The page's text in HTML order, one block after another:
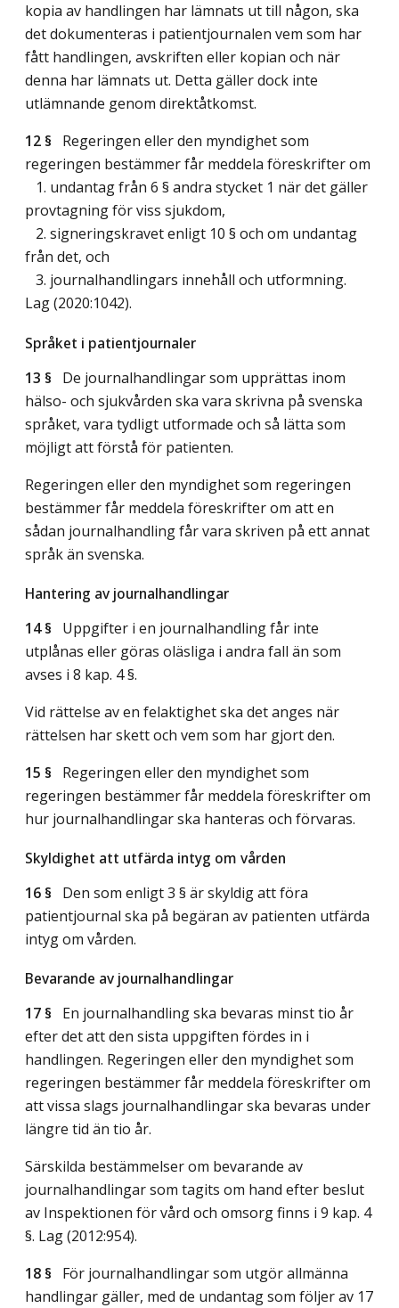
kopia av handlingen har lämnats ut till någon, ska
det dokumenteras i patientjournalen vem som har
fått handlingen, avskriften eller kopian och när
denna har lämnats ut. Detta gäller dock inte
utlämnande genom direktåtkomst.
12 § Regeringen eller den myndighet som
regeringen bestämmer får meddela föreskrifter om
1. undantag från 6 § andra stycket 1 när det gäller
provtagning för viss sjukdom,
2. signeringskravet enligt 10 § och om undantag
från det, och
3. journalhandlingars innehåll och utformning.
Lag (2020:1042).
Språket i patientjournaler
13 § De journalhandlingar som upprättas inom
hälso- och sjukvården ska vara skrivna på svenska
språket, vara tydligt utformade och så lätta som
möjligt att förstå för patienten.
Regeringen eller den myndighet som regeringen
bestämmer får meddela föreskrifter om att en
sådan journalhandling får vara skriven på ett annat
språk än svenska.
Hantering av journalhandlingar
14 § Uppgifter i en journalhandling får inte
utplånas eller göras oläsliga i andra fall än som
avses i 8 kap. 4 §.
Vid rättelse av en felaktighet ska det anges när
rättelsen har skett och vem som har gjort den.
15 § Regeringen eller den myndighet som
regeringen bestämmer får meddela föreskrifter om
hur journalhandlingar ska hanteras och förvaras.
Skyldighet att utfärda intyg om vården
16 § Den som enligt 3 § är skyldig att föra
patientjournal ska på begäran av patienten utfärda
intyg om vården.
Bevarande av journalhandlingar
17 § En journalhandling ska bevaras minst tio år
efter det att den sista uppgiften fördes in i
handlingen. Regeringen eller den myndighet som
regeringen bestämmer får meddela föreskrifter om
att vissa slags journalhandlingar ska bevaras under
längre tid än tio år.
Särskilda bestämmelser om bevarande av
journalhandlingar som tagits om hand efter beslut
av Inspektionen för vård och omsorg finns i 9 kap. 4
§. Lag (2012:954).
18 § För journalhandlingar som utgör allmänna
handlingar gäller, med de undantag som följer av 17